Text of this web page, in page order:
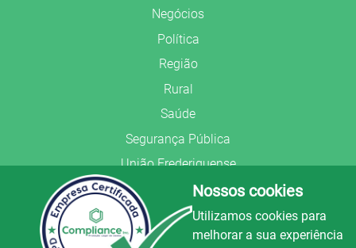
Negócios
Política
Região
Rural
Saúde
Segurança Pública
União Frederiquense
Nossos cookies
Utilizamos cookies para
melhorar a sua experiência